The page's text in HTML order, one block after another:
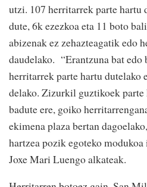
utzi. 107 herritarrek parte hartu
dute, 6k ezezkoa eta 11 boto
abizenak ez zehazteagatik edo
daudelako. “Erantzuna bat edo
herritarrek parte hartu dutelako
delako. Zizurkil guztikoek parte
badute ere, goiko
ekimena plaza bertan
hartzea pozik egoteko
Joxe Mari Luengo alkateak.